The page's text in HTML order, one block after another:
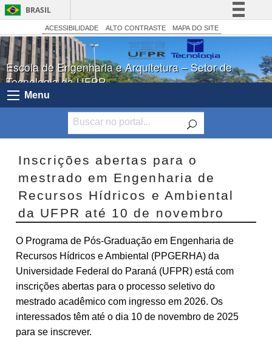
BRASIL
Simplifique!
Comunica BR
Participe
Acesso à informação
Canais
ACESSIBILIDADE ALTO CONTRASTE MAPA DO SITE
Escola de Engenharia e Arquitetura – Setor de
Tecnologia da UFPR
Menu
Inscrições abertas para o
mestrado em Engenharia de
Recursos Hídricos e Ambiental
da UFPR até 10 de novembro
O Programa de Pós-Graduação em Engenharia de
Recursos Hídricos e Ambiental (PPGERHA) da
Universidade Federal do Paraná (UFPR) está com
inscrições abertas para o processo seletivo do
mestrado acadêmico com ingresso em 2026. Os
interessados têm até o dia 10 de novembro de 2025
para se inscrever.